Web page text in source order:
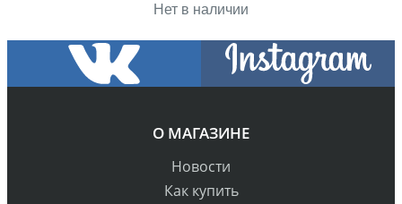
Нет в наличии
О МАГАЗИНЕ
Новости
Как купить